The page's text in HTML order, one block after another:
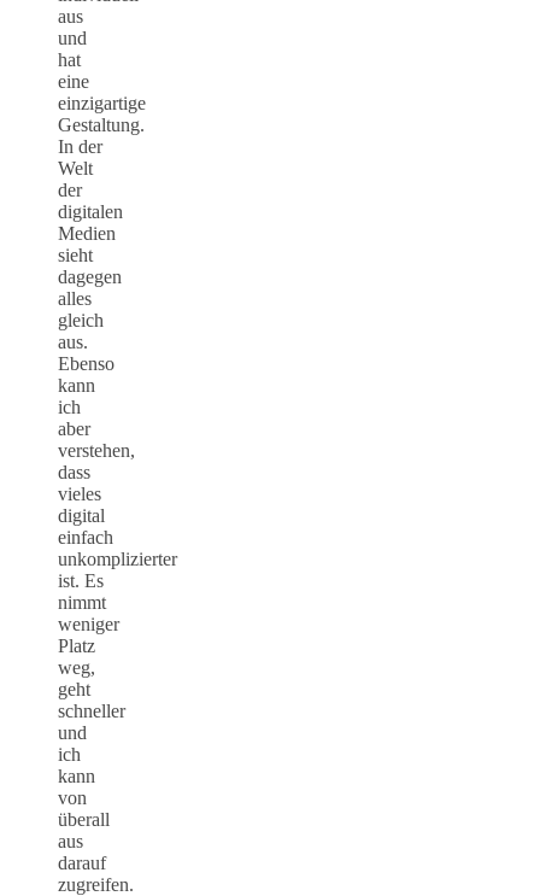
aus
und
hat
eine
einzigartige
Gestaltung.
In der
Welt
der
digitalen
Medien
sieht
dagegen
alles
gleich
aus.
Ebenso
kann
ich
aber
verstehen,
dass
vieles
digital
einfach
unkomplizierter
ist. Es
nimmt
weniger
Platz
weg,
geht
schneller
und
ich
kann
von
überall
aus
darauf
zugreifen.